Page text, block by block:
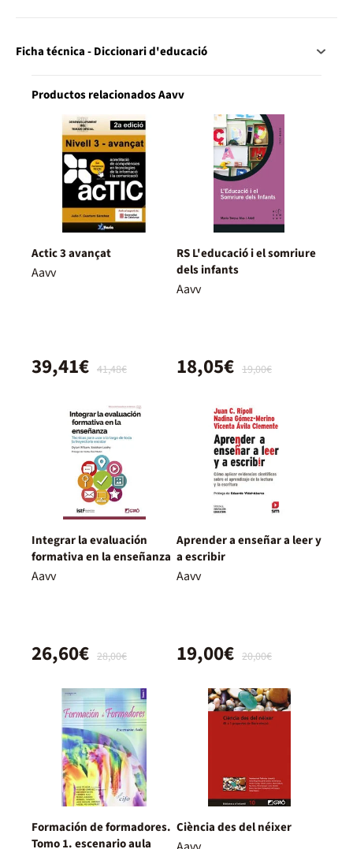
Ficha técnica - Diccionari d'educació
Productos relacionados Aavv
Actic 3 avançat
Aavv
41,48€
39,41€
RS L'educació i el somriure
dels infants
Aavv
19,00€
18,05€
Integrar la evaluación
formativa en la enseñanza
Aavv
28,00€
26,60€
Aprender a enseñar a leer y
a escribir
Aavv
20,00€
19,00€
Formación de formadores.
Tomo 1. escenario aula
Ciència des del néixer